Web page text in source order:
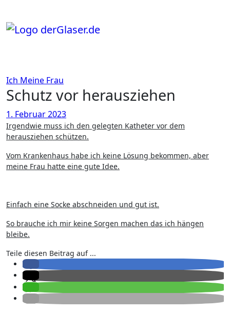
springen
Ich Meine Frau
Schutz vor herausziehen
1. Februar 2023
Irgendwie muss ich den gelegten Katheter vor dem
herausziehen schützen.
Vom Krankenhaus habe ich keine Lösung bekommen, aber
meine Frau hatte eine gute Idee.
Einfach eine Socke abschneiden und gut ist.
So brauche ich mir keine Sorgen machen das ich hängen
bleibe.
Teile diesen Beitrag auf ...